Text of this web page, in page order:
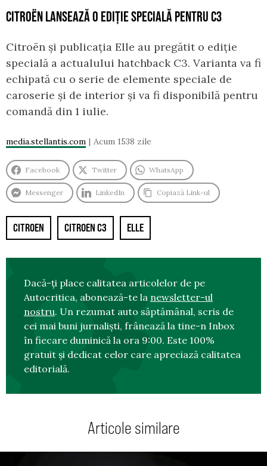
CITROËN LANSEAZĂ O EDIȚIE SPECIALĂ PENTRU C3
Citroën și publicația Elle au pregătit o ediție
specială a actualului hatchback C3. Varianta va fi
echipată cu o serie de elemente speciale de
caroserie și de interior și va fi disponibilă pentru
comandă din 1 iulie.
media.stellantis.com Acum 1538 zile
Facebook Twitter WhatsApp
Messenger LinkedIn Copiază Link-ul
CITROEN CITROEN C3 ELLE
Dacă-ți place calitatea articolelor de pe
Autocritica, abonează-te la newsletter-ul
nostru. Un rezumat auto săptămânal, scris de
cei mai buni jurnaliști, frânează la tine-n Inbox
în fiecare duminică la ora 9:00. Este 100%
gratuit și dedicat celor care apreciază calitatea
editorială.
Articole similare